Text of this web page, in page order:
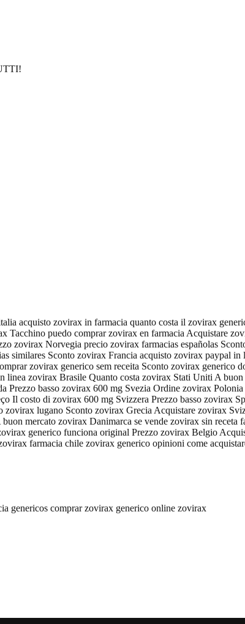
acquisto zovirax in farmacia quanto costa il zovirax
puedo comprar zovirax en farmacia Acquistare
zovirax Norvegia precio zovirax farmacias españolas
similares Sconto zovirax Francia acquisto zovirax paypal
zovirax generico sem receita Sconto zovirax generico
zovirax Brasile Quanto costa zovirax Stati Uniti A
basso zovirax 600 mg Svezia Ordine zovirax
Il costo di zovirax 600 mg Svizzera Prezzo basso zovirax
zovirax lugano Sconto zovirax Grecia Acquistare zovirax
mercato zovirax Danimarca se vende zovirax sin receta
generico funciona original Prezzo zovirax Belgio
farmacia chile zovirax generico opinioni come
genericos comprar zovirax generico online zovirax